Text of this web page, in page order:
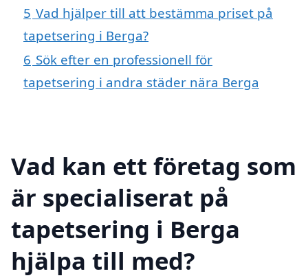
5 Vad hjälper till att bestämma priset på
tapetsering i Berga?
6 Sök efter en professionell för
tapetsering i andra städer nära Berga
Vad kan ett företag som
är specialiserat på
tapetsering i Berga
hjälpa till med?